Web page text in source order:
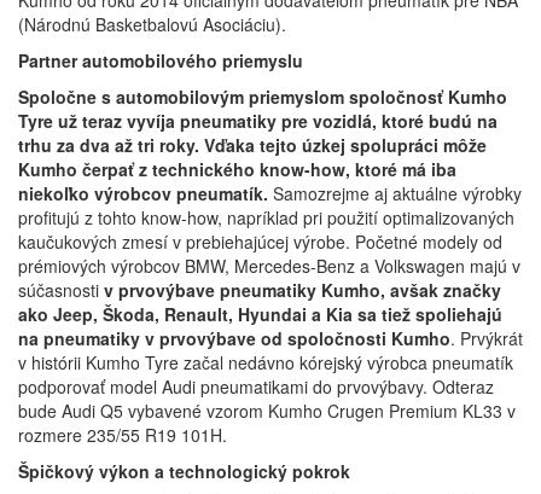
(Národnú Basketbalovú Asociáciu).
Partner automobilového priemyslu
Spoločne s automobilovým priemyslom spoločnosť Kumho
Tyre už teraz vyvíja pneumatiky pre vozidlá, ktoré budú na
trhu za dva až tri roky. Vďaka tejto úzkej spolupráci môže
Kumho čerpať z technického know-how, ktoré má iba
niekoľko výrobcov pneumatík. Samozrejme aj aktuálne výrobky
profitujú z tohto know-how, napríklad pri použití optimalizovaných
kaučukových zmesí v prebiehajúcej výrobe. Početné modely od
prémiových výrobcov BMW, Mercedes-Benz a Volkswagen majú v
súčasnosti v prvovýbave pneumatiky Kumho, avšak značky
ako Jeep, Škoda, Renault, Hyundai a Kia sa tiež spoliehajú
na pneumatiky v prvovýbave od spoločnosti Kumho. Prvýkrát
v histórii Kumho Tyre začal nedávno kórejský výrobca pneumatík
podporovať model Audi pneumatikami do prvovýbavy. Odteraz
bude Audi Q5 vybavené vzorom Kumho Crugen Premium KL33 v
rozmere 235/55 R19 101H.
Špičkový výkon a technologický pokrok